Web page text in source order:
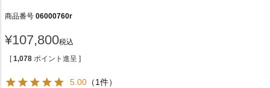
商品番号 06000760r
¥107,800税込
[ 1,078 ポイント進呈 ]
5.00 （1件）